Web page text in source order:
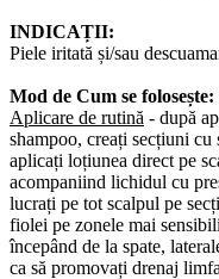
INDICAȚII:
Piele iritată și/sau
Mod de Cum se folosește:
Aplicare de rutină - după
shampoo, creați secțiuni
aplicați loțiunea direct pe
acompaniind lichidul cu
lucrați pe tot scalpul pe
fiolei pe zonele mai
începând de la spate,
ca să promovați drenaj